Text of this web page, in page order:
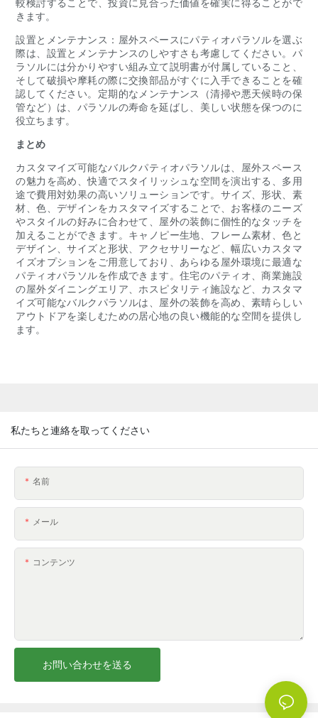
較検討することで、投資に見合った価値を確実に得ることがで
きます。
設置とメンテナンス：屋外スペースにパティオパラソルを選ぶ
際は、設置とメンテナンスのしやすさも考慮してください。パ
ラソルには分かりやすい組み立て説明書が付属していること、
そして破損や摩耗の際に交換部品がすぐに入手できることを確
認してください。定期的なメンテナンス（清掃や悪天候時の保
管など）は、パラソルの寿命を延ばし、美しい状態を保つのに
役立ちます。
まとめ
カスタマイズ可能なバルクパティオパラソルは、屋外スペース
の魅力を高め、快適でスタイリッシュな空間を演出する、多用
途で費用対効果の高いソリューションです。サイズ、形状、素
材、色、デザインをカスタマイズすることで、お客様のニーズ
やスタイルの好みに合わせて、屋外の装飾に個性的なタッチを
加えることができます。キャノピー生地、フレーム素材、色と
デザイン、サイズと形状、アクセサリーなど、幅広いカスタマ
イズオプションをご用意しており、あらゆる屋外環境に最適な
パティオパラソルを作成できます。住宅のパティオ、商業施設
の屋外ダイニングエリア、ホスピタリティ施設など、カスタマ
イズ可能なバルクパラソルは、屋外の装飾を高め、素晴らしい
アウトドアを楽しむための居心地の良い機能的な空間を提供し
ます。
私たちと連絡を取ってください
名前
メール
コンテンツ
お問い合わせを送る